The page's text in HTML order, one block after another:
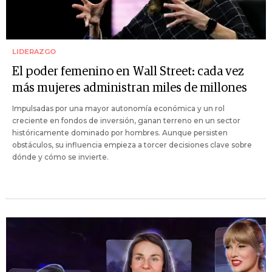
LIDERAZGO
El poder femenino en Wall Street: cada vez
más mujeres administran miles de millones
Impulsadas por una mayor autonomía económica y un rol
creciente en fondos de inversión, ganan terreno en un sector
históricamente dominado por hombres. Aunque persisten
obstáculos, su influencia empieza a torcer decisiones clave sobre
dónde y cómo se invierte.